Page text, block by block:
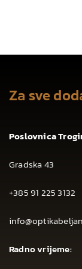
Za sve
Poslovnica
Gradska 43
+385 91 225 3132
Radno vrijeme: